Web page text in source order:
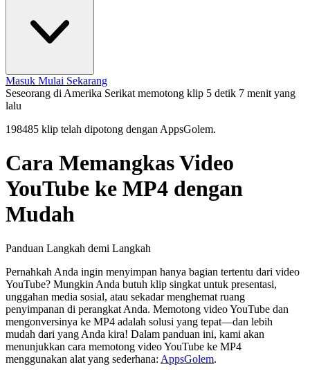
Masuk Mulai Sekarang
Seseorang di Amerika Serikat memotong klip 5 detik 7 menit yang
lalu
198485 klip telah dipotong dengan AppsGolem.
Cara Memangkas Video
YouTube ke MP4 dengan
Mudah
Panduan Langkah demi Langkah
Pernahkah Anda ingin menyimpan hanya bagian tertentu dari video
YouTube? Mungkin Anda butuh klip singkat untuk presentasi,
unggahan media sosial, atau sekadar menghemat ruang
penyimpanan di perangkat Anda. Memotong video YouTube dan
mengonversinya ke MP4 adalah solusi yang tepat—dan lebih
mudah dari yang Anda kira! Dalam panduan ini, kami akan
menunjukkan cara memotong video YouTube ke MP4
menggunakan alat yang sederhana: AppsGolem.